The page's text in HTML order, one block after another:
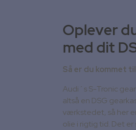
Oplever
med dit
Så er du kommet
Audi´s S-Tronic
altså en DSG
værkstedet, så her
olie i rigtig tid. Det